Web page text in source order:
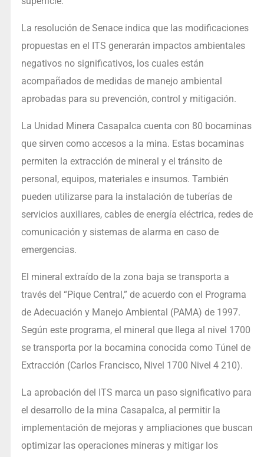
La resolución de Senace indica que las modificaciones
propuestas en el ITS generarán impactos ambientales
negativos no significativos, los cuales están
acompañados de medidas de manejo ambiental
aprobadas para su prevención, control y mitigación.
La Unidad Minera Casapalca cuenta con 80 bocaminas
que sirven como accesos a la mina. Estas bocaminas
permiten la extracción de mineral y el tránsito de
personal, equipos, materiales e insumos. También
pueden utilizarse para la instalación de tuberías de
servicios auxiliares, cables de energía eléctrica, redes de
comunicación y sistemas de alarma en caso de
emergencias.
El mineral extraído de la zona baja se transporta a
través del “Pique Central,” de acuerdo con el Programa
de Adecuación y Manejo Ambiental (PAMA) de 1997.
Según este programa, el mineral que llega al nivel 1700
se transporta por la bocamina conocida como Túnel de
Extracción (Carlos Francisco, Nivel 1700 Nivel 4 210).
La aprobación del ITS marca un paso significativo para
el desarrollo de la mina Casapalca, al permitir la
implementación de mejoras y ampliaciones que buscan
optimizar las operaciones mineras y mitigar los